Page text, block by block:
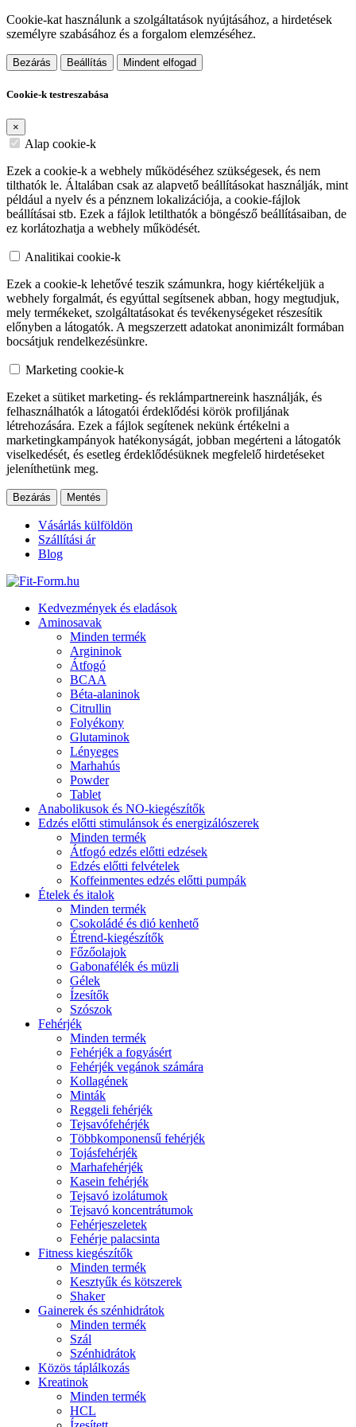
Cookie-kat használunk a szolgáltatások nyújtásához, a hirdetések
személyre szabásához és a forgalom elemzéséhez.
Bezárás Beállítás Mindent elfogad
Cookie-k testreszabása
×
Alap cookie-k
Ezek a cookie-k a webhely működéséhez szükségesek, és nem
tilthatók le. Általában csak az alapvető beállításokat használják, mint
például a nyelv és a pénznem lokalizációja, a cookie-fájlok
beállításai stb. Ezek a fájlok letilthatók a böngésző beállításaiban, de
ez korlátozhatja a webhely működését.
Analitikai cookie-k
Ezek a cookie-k lehetővé teszik számunkra, hogy kiértékeljük a
webhely forgalmát, és egyúttal segítsenek abban, hogy megtudjuk,
mely termékeket, szolgáltatásokat és tevékenységeket részesítik
előnyben a látogatók. A megszerzett adatokat anonimizált formában
bocsátjuk rendelkezésünkre.
Marketing cookie-k
Ezeket a sütiket marketing- és reklámpartnereink használják, és
felhasználhatók a látogatói érdeklődési körök profiljának
létrehozására. Ezek a fájlok segítenek nekünk értékelni a
marketingkampányok hatékonyságát, jobban megérteni a látogatók
viselkedését, és esetleg érdeklődésüknek megfelelő hirdetéseket
jeleníthetünk meg.
Bezárás Mentés
Vásárlás külföldön
Szállítási ár
Blog
Kedvezmények és eladások
Aminosavak
Minden termék
Argininok
Átfogó
BCAA
Béta-alaninok
Citrullin
Folyékony
Glutaminok
Lényeges
Marhahús
Powder
Tablet
Anabolikusok és NO-kiegészítők
Edzés előtti stimulánsok és energizálószerek
Minden termék
Átfogó edzés előtti edzések
Edzés előtti felvételek
Koffeinmentes edzés előtti pumpák
Ételek és italok
Minden termék
Csokoládé és dió kenhető
Étrend-kiegészítők
Főzőolajok
Gabonafélék és müzli
Gélek
Ízesítők
Szószok
Fehérjék
Minden termék
Fehérjék a fogyásért
Fehérjék vegánok számára
Kollagének
Minták
Reggeli fehérjék
Tejsavófehérjék
Többkomponensű fehérjék
Tojásfehérjék
Marhafehérjék
Kasein fehérjék
Tejsavó izolátumok
Tejsavó koncentrátumok
Fehérjeszeletek
Fehérje palacsinta
Fitness kiegészítők
Minden termék
Kesztyűk és kötszerek
Shaker
Gainerek és szénhidrátok
Minden termék
Szál
Szénhidrátok
Közös táplálkozás
Kreatinok
Minden termék
HCL